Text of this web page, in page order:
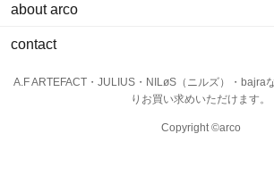
about arco
contact
A.F ARTEFACT・JULIUS・NILøS（ニルズ）・bajra
りお買い求めいただけます。
Copyright ©arco